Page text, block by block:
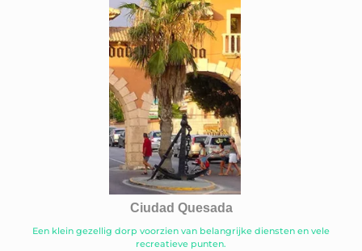
Ciudad Quesada
Een klein gezellig dorp voorzien van belangrijke diensten en vele
recreatieve punten.